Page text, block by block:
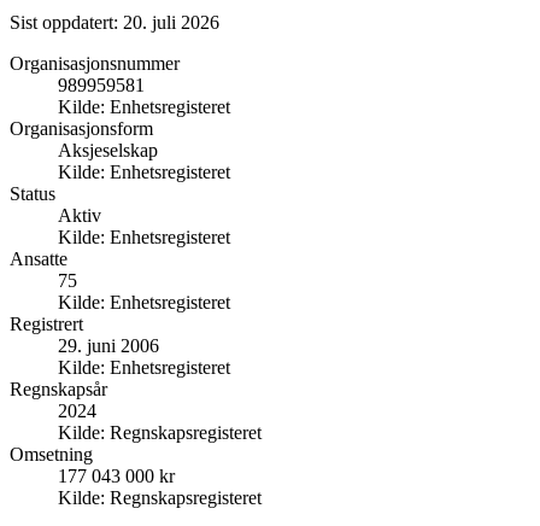
Sist oppdatert: 20. juli 2026
Organisasjonsnummer
989959581
Kilde: Enhetsregisteret
Organisasjonsform
Aksjeselskap
Kilde: Enhetsregisteret
Status
Aktiv
Kilde: Enhetsregisteret
Ansatte
75
Kilde: Enhetsregisteret
Registrert
29. juni 2006
Kilde: Enhetsregisteret
Regnskapsår
2024
Kilde: Regnskapsregisteret
Omsetning
177 043 000 kr
Kilde: Regnskapsregisteret